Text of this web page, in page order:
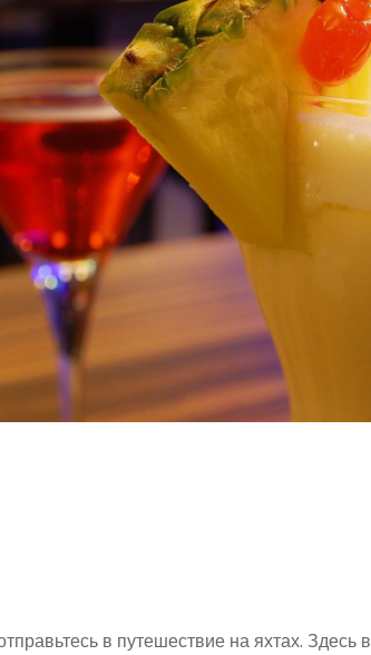
в путешествие на яхтах. Здесь